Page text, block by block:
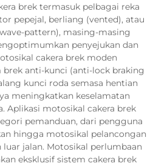
brek termasuk pelbagai reka
pepejal, berliang (vented), atau
pattern), masing-masing
penyejukan dan
cakera brek moden
anti-kunci (anti-lock braking
kunci roda semasa hentian
meningkatkan keselamatan
Aplikasi motosikal cakera brek
pemanduan, dari pengguna
hingga motosikal pelancongan
jalan. Motosikal perlumbaan
eksklusif sistem cakera brek